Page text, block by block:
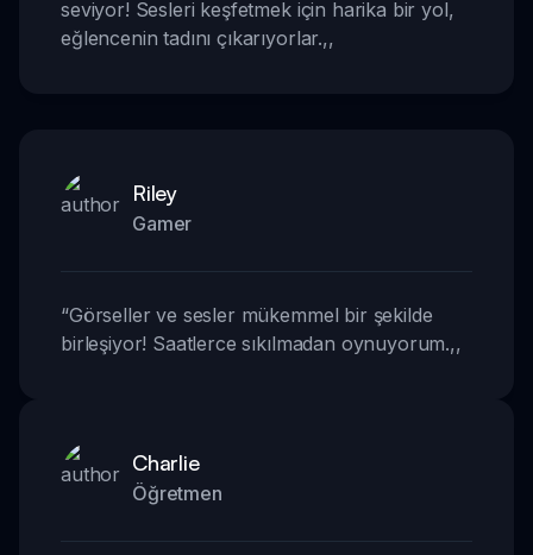
seviyor! Sesleri keşfetmek için harika bir yol,
eğlencenin tadını çıkarıyorlar.,,
Riley
Gamer
“Görseller ve sesler mükemmel bir şekilde
birleşiyor! Saatlerce sıkılmadan oynuyorum.,,
Charlie
Öğretmen